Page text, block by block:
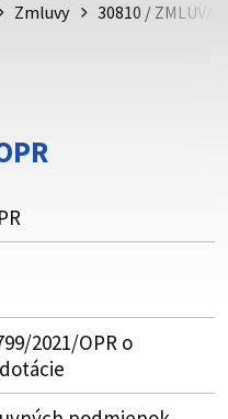
zdieľate informácie iba
Zabezpečená stránka
webového sídla.
Zmluvy 30810 /
2021/OPR o